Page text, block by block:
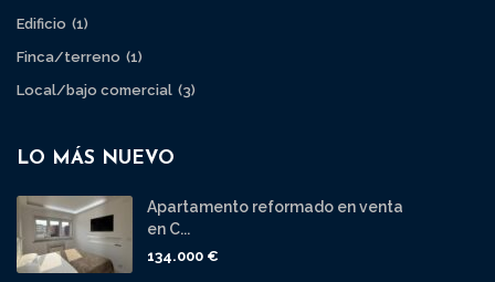
Edificio (1)
Finca/terreno (1)
Local/bajo comercial (3)
LO MÁS NUEVO
Apartamento reformado en venta
en C...
134.000 €